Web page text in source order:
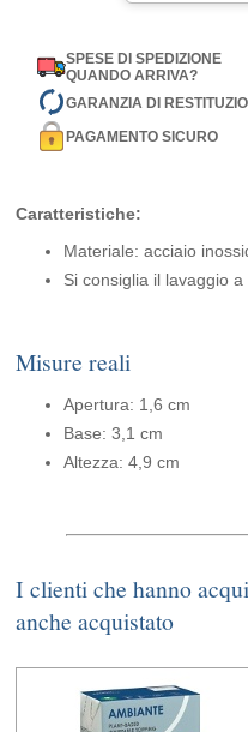
SPESE DI SPEDIZIONE
QUANDO ARRIVA?
GARANZIA DI
PAGAMENTO SICURO
Caratteristiche:
Materiale: acciaio
Si consiglia il lavaggio
Misure reali
Apertura: 1,6 cm
Base: 3,1 cm
Altezza: 4,9 cm
I clienti che hanno
anche acquistato